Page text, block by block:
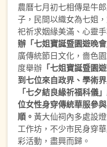
農曆七月初七相傳是牛
子，民間以織女為七姐
祀祈求姻緣美滿、心靈手
辦 「七姐寶誕暨園遊晚會
廣傳統節日文化，嗇色
度舉辦 「七姐寶誕暨園遊
到七位來自政界、學術
「七夕結良緣祈福科儀」
位女性身穿傳統華服參與
順。 黃大仙祠內多處設
工作坊，不少市民身穿
彩活動，盡興而歸。